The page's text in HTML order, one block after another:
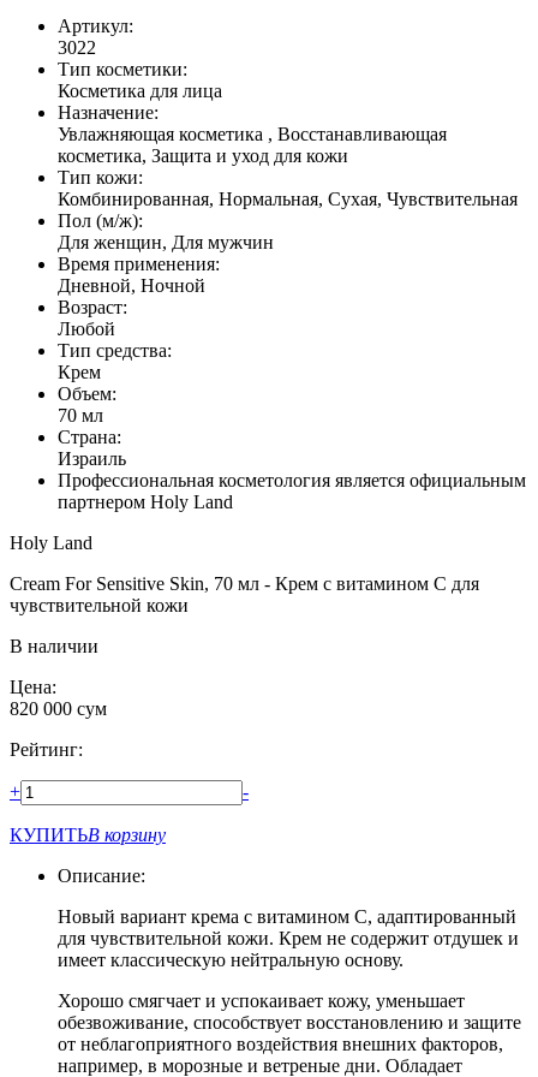
Артикул:
3022
Тип косметики:
Косметика для лица
Назначение:
Увлажняющая косметика , Восстанавливающая
косметика, Защита и уход для кожи
Тип кожи:
Комбинированная, Нормальная, Сухая, Чувствительная
Пол (м/ж):
Для женщин, Для мужчин
Время применения:
Дневной, Ночной
Возраст:
Любой
Тип средства:
Крем
Объем:
70 мл
Страна:
Израиль
Профессиональная косметология является официальным
партнером Holy Land
Holy Land
Cream For Sensitive Skin, 70 мл - Крем с витамином С для
чувствительной кожи
В наличии
Цена:
820 000 сум
Рейтинг:
+ -
КУПИТЬВ корзину
Описание:
Новый вариант крема с витамином С, адаптированный
для чувствительной кожи. Крем не содержит отдушек и
имеет классическую нейтральную основу.
Хорошо смягчает и успокаивает кожу, уменьшает
обезвоживание, способствует восстановлению и защите
от неблагоприятного воздействия внешних факторов,
например, в морозные и ветреные дни. Обладает